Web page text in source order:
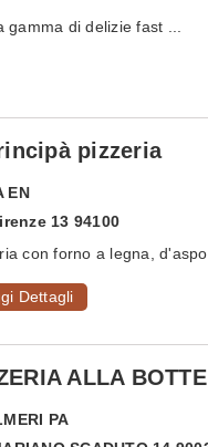
di delizie fast ...
pizzeria
EN
13 94100
con forno a legna,
Dettagli
ALLA
PA